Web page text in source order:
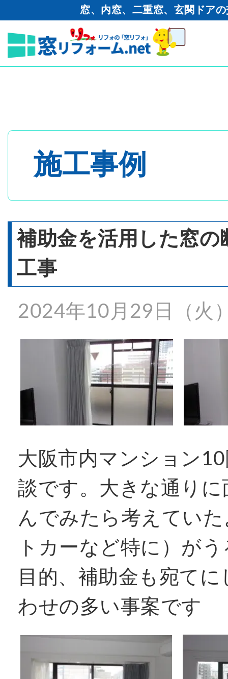
窓、内窓、二重窓、玄関ドア
- 内窓・二重窓
- 窓リフォーム
- 窓シャッター
施工事例一覧
特殊事例
窓リフォコラム
会社概要
採用情報
窓リフォーム.net>二重窓（
断熱工事 プラマード設置工事
施工事例
補助金を活用した窓
工事
2024年10月29日（火
大阪市内マンション
談です。大きな通り
んでみたら考えてい
トカーなど特に）が
目的、補助金も宛て
わせの多い事案です